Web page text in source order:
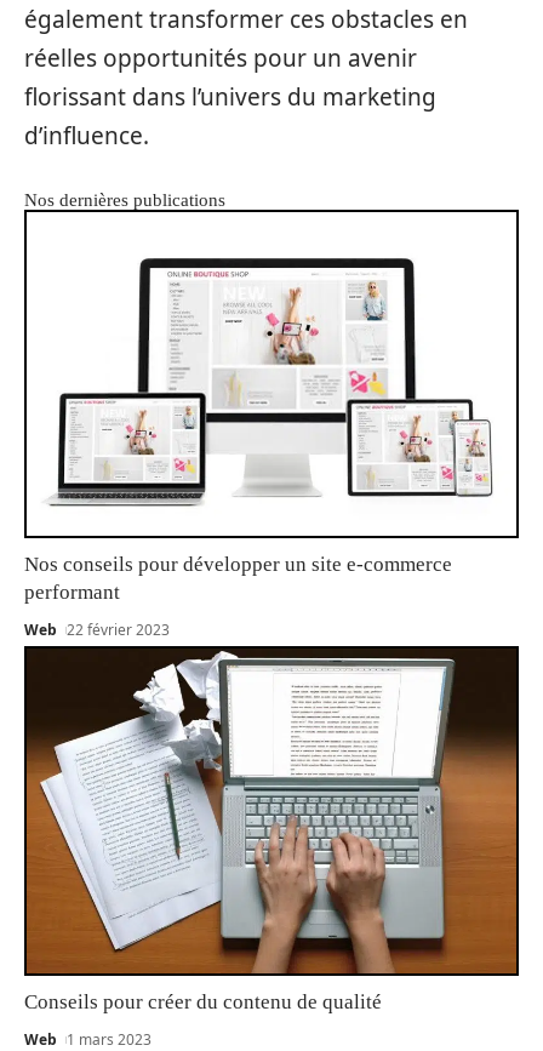
également transformer ces obstacles en
réelles opportunités pour un avenir
florissant dans l’univers du marketing
d’influence.
Nos dernières publications
Nos conseils pour développer un site e-commerce
performant
Web 22 février 2023
Conseils pour créer du contenu de qualité
Web 1 mars 2023